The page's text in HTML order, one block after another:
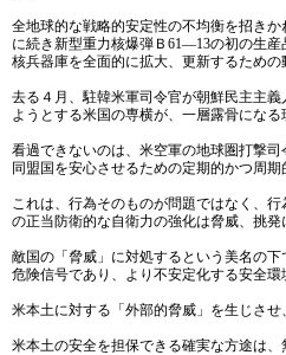
全地球的な戦略的安定性の不均衡を招き
に続き新型重力核爆弾Ｂ61―13の初の生
核兵器庫を全面的に拡大、更新するための
去る４月、駐韓米軍司令官が朝鮮民主主
ようとする米国の専横が、一層露骨にな
看過できないのは、米空軍の地球圏打撃
同盟国を安心させるための定期的かつ周
これは、行為そのものが問題ではなく、
の正当防衛的な自衛力の強化は脅威、挑
敵国の「脅威」に対処するという美名の
危険信号であり、より不安定化する安全環
米本土に対する「外部的脅威」を生じさ
米本土の安全を担保できる確実な方途は